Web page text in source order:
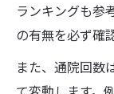
ランキングも参
の有無を必ず確
また、通院回数